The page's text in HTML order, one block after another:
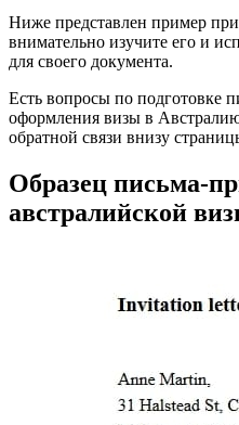
Ниже представлен пример
внимательно изучите его и
для своего документа.
Есть вопросы по подготовке
оформления визы в
обратной связи внизу
Образец письма-
австралийской